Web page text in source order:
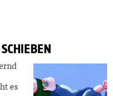
es